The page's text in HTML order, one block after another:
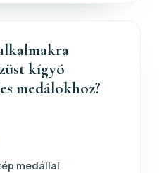
kígyó
medálokhoz?
medállal